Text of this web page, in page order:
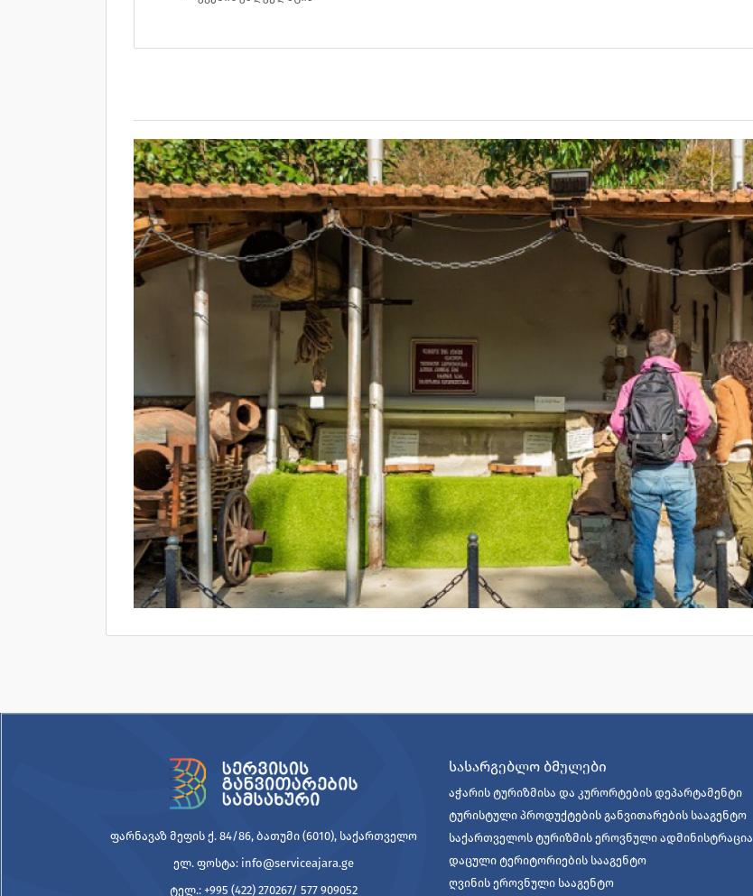
ფარნავაზ მეფის ქ. 84/86, ბათუმი (6010), საქართველო
ელ. ფოსტა: info@serviceajara.ge
ტელ.: +995 (422) 270267/ 577 909052
სასარგებლო ბმულები
აჭარის ტურიზმისა და კურორტების დეპარტამენტი
ტურისტული პროდუქტების განვითარების სააგენტო
საქართველოს ტურიზმის ეროვნული ადმინისტრაცია
დაცული ტერიტორიების სააგენტო
ღვინის ეროვნული სააგენტო